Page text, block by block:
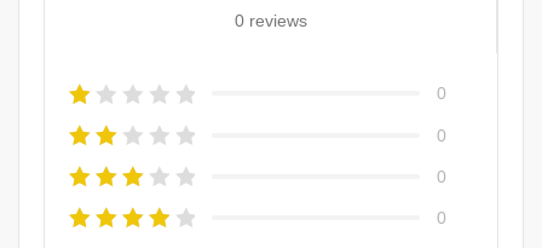
0 reviews
0
0
0
0